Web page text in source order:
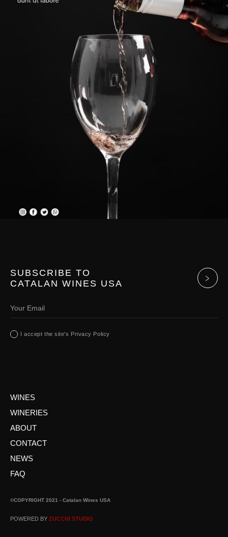
SUBSCRIBE TO
CATALAN WINES USA
I accept the site's Privacy Policy
WINES
WINERIES
ABOUT
CONTACT
NEWS
FAQ
©COPYRIGHT 2021 - Catalan Wines USA
POWERED BY ZUCCHI STUDIO